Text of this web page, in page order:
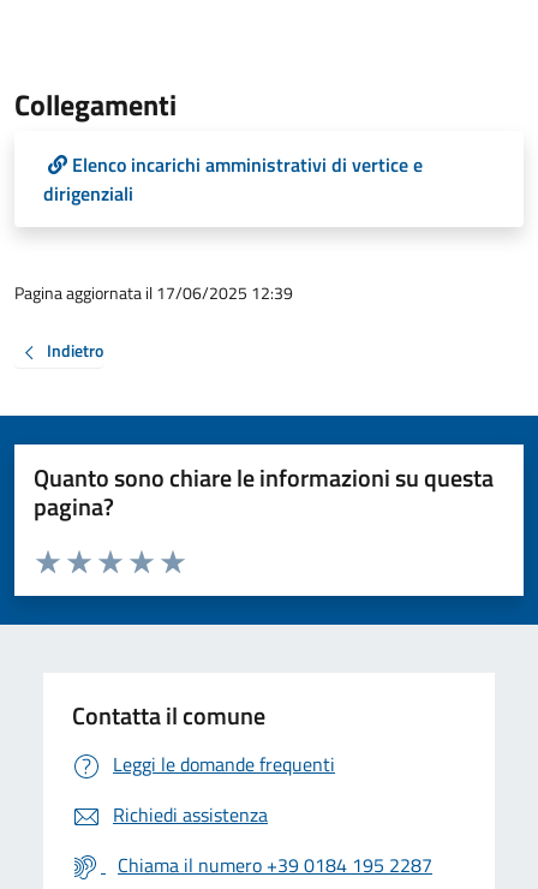
Collegamenti
Elenco incarichi amministrativi di vertice e
dirigenziali
Pagina aggiornata il 17/06/2025 12:39
Indietro
Quanto sono chiare le informazioni su questa
pagina?
Valuta da 1 a 5 stelle la pagina
Valuta 5 stelle su 5
Valuta 4 stelle su 5
Valuta 3 stelle su 5
Valuta 2 stelle su 5
Valuta 1 stelle su 5
Contatta il comune
Leggi le domande frequenti
Richiedi assistenza
Chiama il numero +39 0184 195 2287